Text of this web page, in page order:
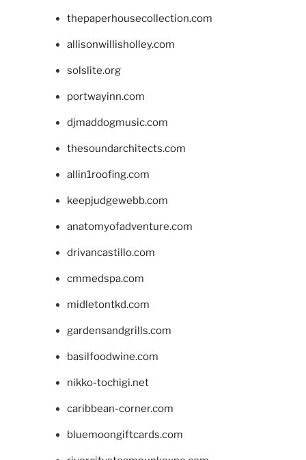
thepaperhousecollection.com
allisonwillisholley.com
solslite.org
portwayinn.com
djmaddogmusic.com
thesoundarchitects.com
allin1roofing.com
keepjudgewebb.com
anatomyofadventure.com
drivancastillo.com
cmmedspa.com
midletontkd.com
gardensandgrills.com
basilfoodwine.com
nikko-tochigi.net
caribbean-corner.com
bluemoongiftcards.com